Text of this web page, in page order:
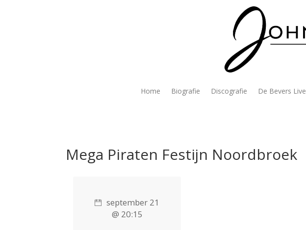
Home Biografie Discografie De Bevers Live
Mega Piraten Festijn Noordbroek
september 21
@ 20:15